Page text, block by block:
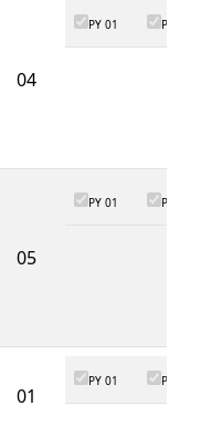
04
PY 01 PY 02
05
PY 01 PY 02
01
PY 01 PY 02